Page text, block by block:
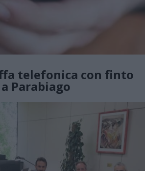
telefonica con finto
Parabiago